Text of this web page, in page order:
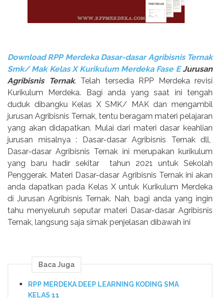
Download RPP Merdeka Dasar-dasar Agribisnis Ternak
Smk/ Mak Kelas X Kurikulum Merdeka Fase EJurusan
Agribisnis Ternak. Telah tersedia RPP Merdeka revisi
Kurikulum Merdeka. Bagi anda yang saat ini tengah
duduk dibangku Kelas X SMK/ MAK dan mengambil
jurusan Agribisnis Ternak, tentu beragam materi pelajaran
yang akan didapatkan. Mulai dari materi dasar keahlian
jurusan misalnya : Dasar-dasar Agribisnis Ternak dll,
Dasar-dasar Agribisnis Ternak ini merupakan kurikulum
yang baru hadir sekitar
tahun 2021 untuk Sekolah
Penggerak. Materi Dasar-dasar Agribisnis Ternak ini akan
anda dapatkan pada Kelas X untuk Kurikulum Merdeka
di Jurusan Agribisnis Ternak. Nah, bagi anda yang ingin
tahu menyeluruh seputar materi Dasar-dasar Agribisnis
Ternak, langsung saja simak penjelasan dibawah ini
Baca Juga
RPP MERDEKA DEEP LEARNING KODING SMA
KELAS 11